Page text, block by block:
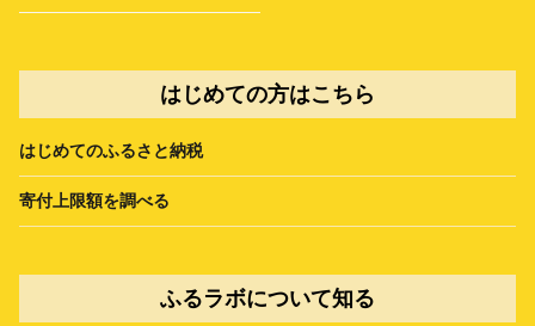
はじめての方はこちら
はじめてのふるさと納税
寄付上限額を調べる
ふるラボについて知る